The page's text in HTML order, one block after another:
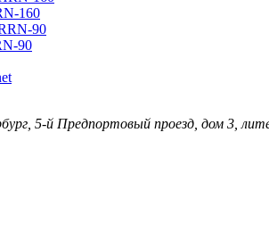
160
90
5-й Предпортовый проезд, дом 3,